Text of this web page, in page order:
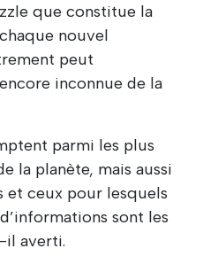
que constitue la
nouvel
peut
inconnue de la
parmi les plus
la planète, mais aussi
et ceux pour lesquels
sont les
il averti.